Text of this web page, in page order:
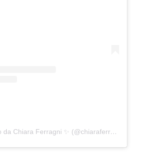
Un post condiviso da Chiara Ferragni ✨ (@chiaraferragni)